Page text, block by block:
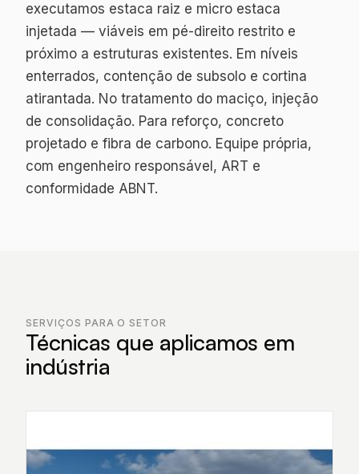
executamos estaca raiz e micro estaca
injetada — viáveis em pé-direito restrito e
próximo a estruturas existentes. Em níveis
enterrados, contenção de subsolo e cortina
atirantada. No tratamento do maciço, injeção
de consolidação. Para reforço, concreto
projetado e fibra de carbono. Equipe própria,
com engenheiro responsável, ART e
conformidade ABNT.
SERVIÇOS PARA O SETOR
Técnicas que aplicamos em
indústria